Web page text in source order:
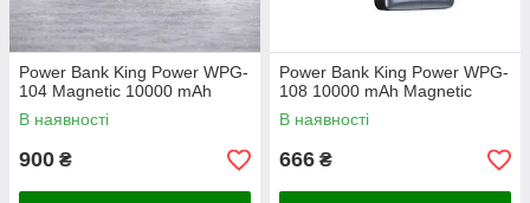
Power Bank King Power WPG-
104 Magnetic 10000 mAh
В наявності
900 ₴
Power Bank King Power WPG-
108 10000 mAh Magnetic
В наявності
666 ₴